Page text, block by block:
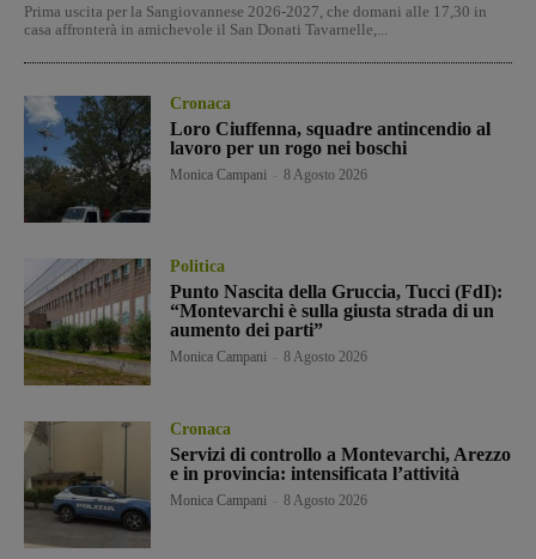
Prima uscita per la Sangiovannese 2026-2027, che domani alle 17,30 in
casa affronterà in amichevole il San Donati Tavarnelle,...
Cronaca
Loro Ciuffenna, squadre antincendio al
lavoro per un rogo nei boschi
Monica Campani 8 Agosto 2026
Politica
Punto Nascita della Gruccia, Tucci (FdI):
“Montevarchi è sulla giusta strada di un
aumento dei parti”
Monica Campani 8 Agosto 2026
Cronaca
Servizi di controllo a Montevarchi, Arezzo
e in provincia: intensificata l’attività
Monica Campani 8 Agosto 2026